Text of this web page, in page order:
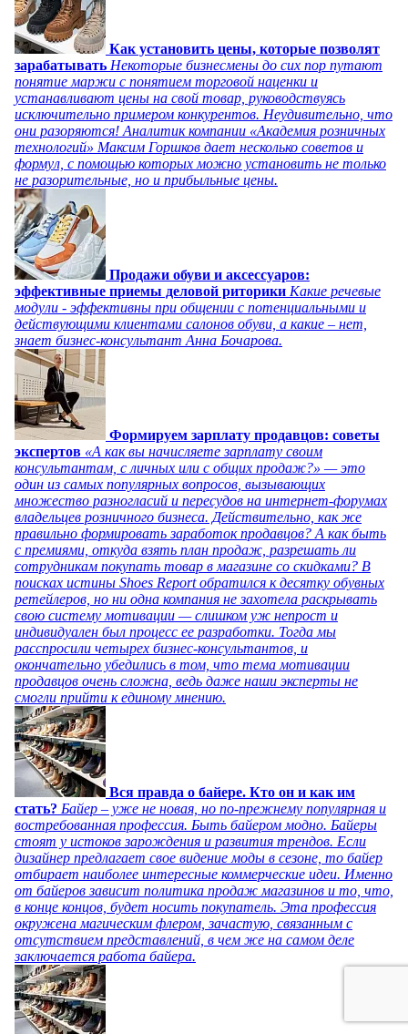
Как установить цены, которые позволят
зарабатывать Некоторые бизнесмены до сих пор путают
понятие маржи с понятием торговой наценки и
устанавливают цены на свой товар, руководствуясь
исключительно примером конкурентов. Неудивительно, что
они разоряются! Аналитик компании «Академия розничных
технологий» Максим Горшков дает несколько советов и
формул, с помощью которых можно установить не только
не разорительные, но и прибыльные цены.
Продажи обуви и аксессуаров:
эффективные приемы деловой риторики Какие речевые
модули - эффективны при общении с потенциальными и
действующими клиентами салонов обуви, а какие – нет,
знает бизнес-консультант Анна Бочарова.
Формируем зарплату продавцов: советы
экспертов «А как вы начисляете зарплату своим
консультантам, с личных или с общих продаж?» — это
один из самых популярных вопросов, вызывающих
множество разногласий и пересудов на интернет-форумах
владельцев розничного бизнеса. Действительно, как же
правильно формировать заработок продавцов? А как быть
с премиями, откуда взять план продаж, разрешать ли
сотрудникам покупать товар в магазине со скидками? В
поисках истины Shoes Report обратился к десятку обувных
ретейлеров, но ни одна компания не захотела раскрывать
свою систему мотивации — слишком уж непрост и
индивидуален был процесс ее разработки. Тогда мы
расспросили четырех бизнес-консультантов, и
окончательно убедились в том, что тема мотивации
продавцов очень сложна, ведь даже наши эксперты не
смогли прийти к единому мнению.
Вся правда о байере. Кто он и как им
стать? Байер – уже не новая, но по-прежнему популярная и
востребованная профессия. Быть байером модно. Байеры
стоят у истоков зарождения и развития трендов. Если
дизайнер предлагает свое видение моды в сезоне, то байер
отбирает наиболее интересные коммерческие идеи. Именно
от байеров зависит политика продаж магазинов и то, что,
в конце концов, будет носить покупатель. Эта профессия
окружена магическим флером, зачастую, связанным с
отсутствием представлений, в чем же на самом деле
заключается работа байера.